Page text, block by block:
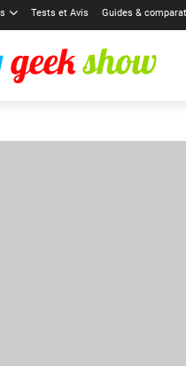
Tests et Avis Guides &